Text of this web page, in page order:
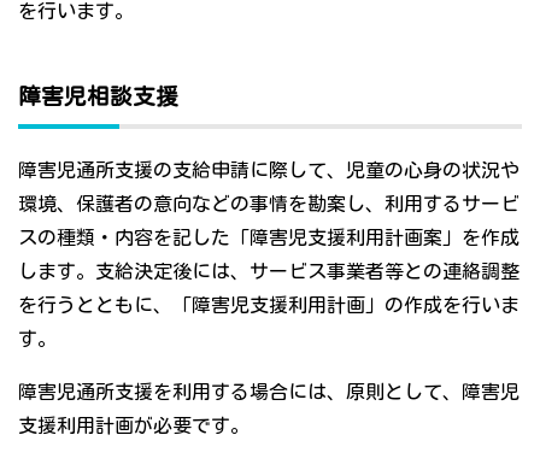
を行います。
障害児相談支援
障害児通所支援の支給申請に際して、児童の心身の状況や
環境、保護者の意向などの事情を勘案し、利用するサービ
スの種類・内容を記した「障害児支援利用計画案」を作成
します。支給決定後には、サービス事業者等との連絡調整
を行うとともに、「障害児支援利用計画」の作成を行いま
す。
障害児通所支援を利用する場合には、原則として、障害児
支援利用計画が必要です。